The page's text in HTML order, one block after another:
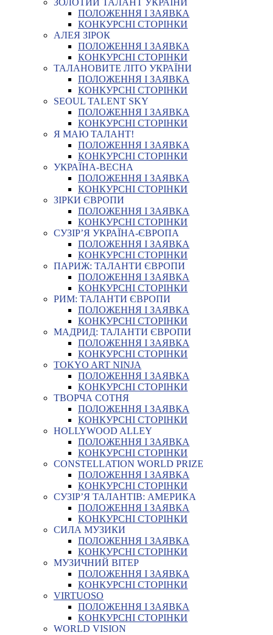
ЗОЛОТИЙ ТАЛАНТ УКРАЇНИ
ПОЛОЖЕННЯ І ЗАЯВКА
КОНКУРСНІ СТОРІНКИ
АЛЕЯ ЗІРОК
ПОЛОЖЕННЯ І ЗАЯВКА
КОНКУРСНІ СТОРІНКИ
ТАЛАНОВИТЕ ЛІТО УКРАЇНИ
ПОЛОЖЕННЯ І ЗАЯВКА
КОНКУРСНІ СТОРІНКИ
SEOUL TALENT SKY
ПОЛОЖЕННЯ І ЗАЯВКА
КОНКУРСНІ СТОРІНКИ
Я МАЮ ТАЛАНТ!
ПОЛОЖЕННЯ І ЗАЯВКА
КОНКУРСНІ СТОРІНКИ
УКРАЇНА-ВЕСНА
ПОЛОЖЕННЯ І ЗАЯВКА
КОНКУРСНІ СТОРІНКИ
ЗІРКИ ЄВРОПИ
ПОЛОЖЕННЯ І ЗАЯВКА
КОНКУРСНІ СТОРІНКИ
СУЗІР’Я УКРАЇНА-ЄВРОПА
ПОЛОЖЕННЯ І ЗАЯВКА
КОНКУРСНІ СТОРІНКИ
ПАРИЖ: ТАЛАНТИ ЄВРОПИ
ПОЛОЖЕННЯ І ЗАЯВКА
КОНКУРСНІ СТОРІНКИ
РИМ: ТАЛАНТИ ЄВРОПИ
ПОЛОЖЕННЯ І ЗАЯВКА
КОНКУРСНІ СТОРІНКИ
МАДРИД: ТАЛАНТИ ЄВРОПИ
ПОЛОЖЕННЯ І ЗАЯВКА
КОНКУРСНІ СТОРІНКИ
TOKYO ART NINJA
ПОЛОЖЕННЯ І ЗАЯВКА
КОНКУРСНІ СТОРІНКИ
ТВОРЧА СОТНЯ
ПОЛОЖЕННЯ І ЗАЯВКА
КОНКУРСНІ СТОРІНКИ
HOLLYWOOD ALLEY
ПОЛОЖЕННЯ І ЗАЯВКА
КОНКУРСНІ СТОРІНКИ
CONSTELLATION WORLD PRIZE
ПОЛОЖЕННЯ І ЗАЯВКА
КОНКУРСНІ СТОРІНКИ
СУЗІР’Я ТАЛАНТІВ: АМЕРИКА
ПОЛОЖЕННЯ І ЗАЯВКА
КОНКУРСНІ СТОРІНКИ
СИЛА МУЗИКИ
ПОЛОЖЕННЯ І ЗАЯВКА
КОНКУРСНІ СТОРІНКИ
МУЗИЧНИЙ ВІТЕР
ПОЛОЖЕННЯ І ЗАЯВКА
КОНКУРСНІ СТОРІНКИ
VIRTUOSO
ПОЛОЖЕННЯ І ЗАЯВКА
КОНКУРСНІ СТОРІНКИ
WORLD VISION